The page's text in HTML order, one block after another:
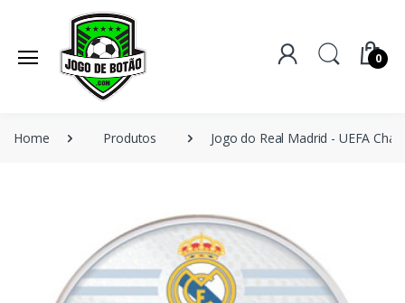
0
Home Produtos Jogo do Real Madrid - UEFA